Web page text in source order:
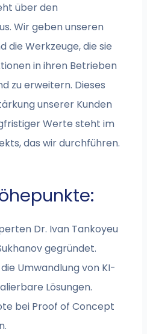
über den
Wir geben unseren
die Werkzeuge, die sie
in ihren Betrieben
zu erweitern. Dieses
unserer Kunden
Werte steht im
das wir durchführen.
Dr. Ivan Tankoyeu
gegründet.
Umwandlung von KI-
Lösungen.
bei Proof of Concept